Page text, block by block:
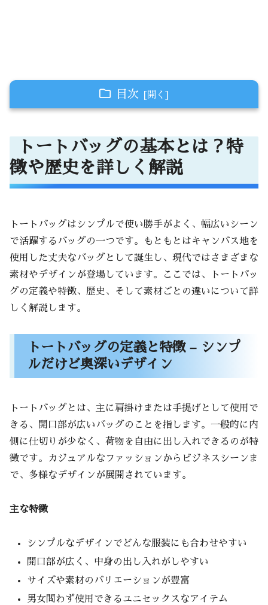
目次
解説
トートバッグの定義と特徴 – シンプルだけ
ど奥深いデザイン
素材ごとの違い – キャンバス、レザー、ナ
レザー素材
ナイロン素材
カジュアル派必見！普段使いに最適なトー
トバッグ
エコ志向の人におすすめ！サステナブルな
トートバッグとは
トートバッグのメリットとデメリットを比較
なぜトートバッグは人気なのか？その魅力
リュックやショルダーと比べた場合の使い
勝手の違い
トートバッグの基本とは？特
徴や歴史を詳しく解説
トートバッグはシンプルで使い勝手がよく、幅広いシーン
で活躍するバッグの一つです。もともとはキャンバス地を
使用した丈夫なバッグとして誕生し、現代ではさまざまな
素材やデザインが登場しています。ここでは、トートバッ
グの定義や特徴、歴史、そして素材ごとの違いについて詳
しく解説します。
トートバッグの定義と特徴 – シンプ
ルだけど奥深いデザイン
トートバッグとは、主に肩掛けまたは手提げとして使用で
きる、開口部が広いバッグのことを指します。一般的に内
側に仕切りが少なく、荷物を自由に出し入れできるのが特
徴です。カジュアルなファッションからビジネスシーンま
で、多様なデザインが展開されています。
主な特徴
シンプルなデザインでどんな服装にも合わせやすい
開口部が広く、中身の出し入れがしやすい
サイズや素材のバリエーションが豊富
男女問わず使用できるユニセックスなアイテム